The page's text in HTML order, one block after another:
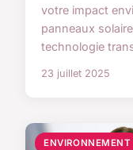
votre impact
panneaux
technologie
23 juillet 2025
ENVIRONNEMENT